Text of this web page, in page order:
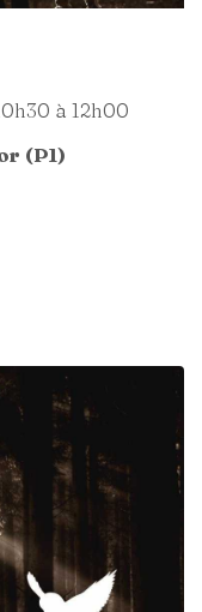
à 12h00
(P1)